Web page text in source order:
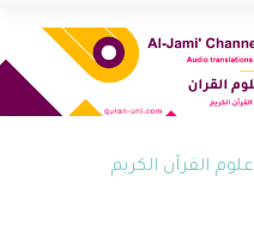
علوم القرآن الكريم